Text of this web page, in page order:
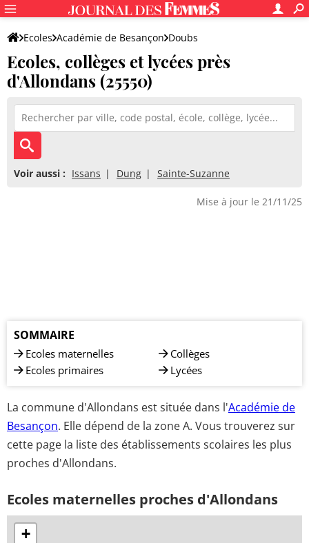
Ecoles Académie de Besançon Doubs
Ecoles, collèges et lycées près
d'Allondans (25550)
Voir aussi : Issans Dung Sainte-Suzanne
Mise à jour le 21/11/25
SOMMAIRE
Ecoles maternelles
Ecoles primaires
Collèges
Lycées
La commune d'Allondans est située dans l'Académie de
Besançon. Elle dépend de la zone A. Vous trouverez sur
cette page la liste des établissements scolaires les plus
proches d'Allondans.
Ecoles maternelles proches d'Allondans
+